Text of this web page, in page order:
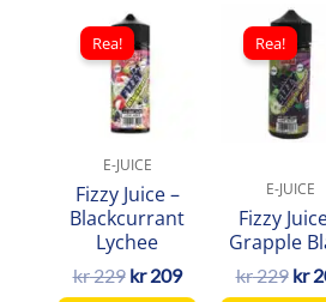
Rea!
E-JUICE
Fizzy Juice –
Blackcurrant
Lychee
kr229
Det
ursprungliga
priset
var:
kr 229.
kr209
nuvarandeRea!
E-JUICE
Fizzy
Grapple
kr229
Det
var:
kr
kr